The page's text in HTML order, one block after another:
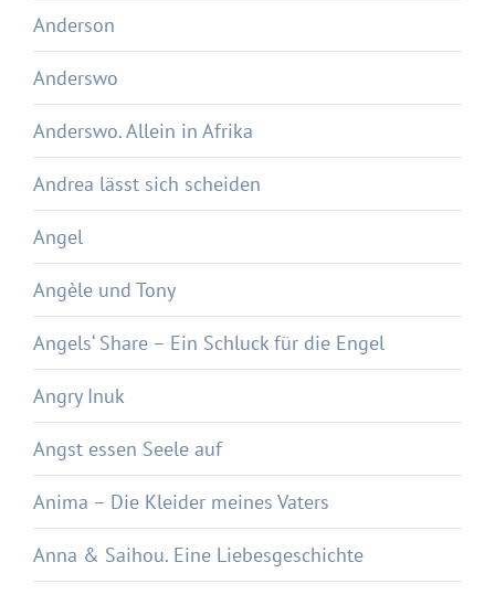
Anderson
Anderswo
Anderswo. Allein in Afrika
Andrea lässt sich scheiden
Angel
Angèle und Tony
Angels‘ Share – Ein Schluck für die Engel
Angry Inuk
Angst essen Seele auf
Anima – Die Kleider meines Vaters
Anna & Saihou. Eine Liebesgeschichte